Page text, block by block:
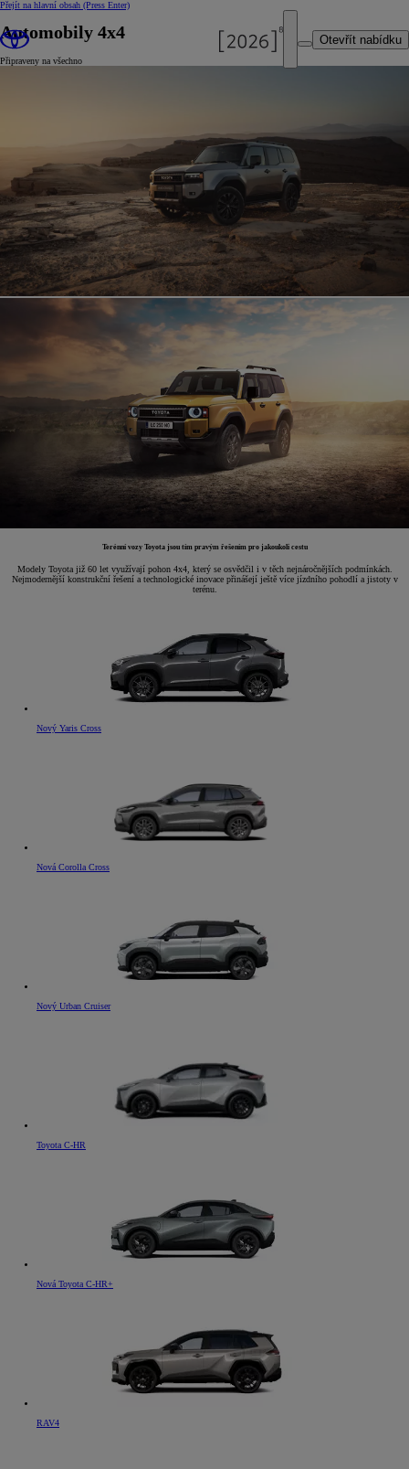
Přejít na hlavní obsah (Press Enter)
Otevřít nabídku
Automobily 4x4
Připraveny na všechno
Terénní vozy Toyota jsou tím pravým řešením pro jakoukoli cestu
Modely Toyota již 60 let využívají pohon 4x4, který se osvědčil i v těch nejnáročnějších podmínkách.
Nejmodernější konstrukční řešení a technologické inovace přinášejí ještě více jízdního pohodlí a jistoty v
terénu.
Nový Yaris Cross
Nová Corolla Cross
Nový Urban Cruiser
Toyota C-HR
Nová Toyota C-HR+
RAV4